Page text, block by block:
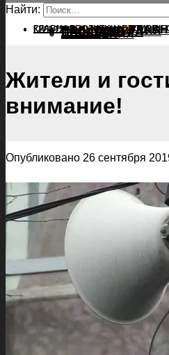
Найти:
ГЛАВНАЯПОЛИТИКА
КУЛЬТУРАПОСЕЛЕНИЯ
ПОЛИТИКА
ПРОИСШЕСТВИЯ
ПРОКУРАТУРА
СПОРТ
КУЛЬТУРА
ПОСЕЛЕНИЯ
Жители и
внимание!
Опубликовано 26 сентября